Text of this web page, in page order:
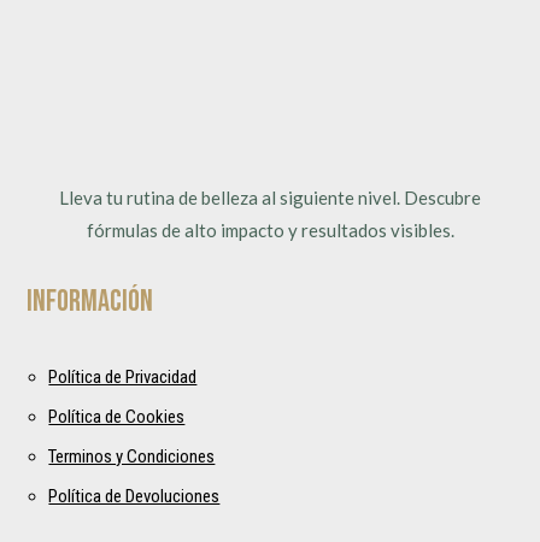
Lleva tu rutina de belleza al siguiente nivel. Descubre
fórmulas de alto impacto y resultados visibles.
Información
Política de Privacidad
Política de Cookies
Terminos y Condiciones
Política de Devoluciones